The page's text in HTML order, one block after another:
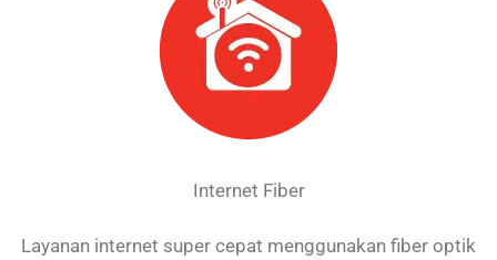
Internet Fiber
Layanan internet super cepat menggunakan fiber optik